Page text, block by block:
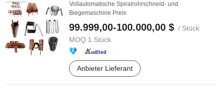
Vollautomatische Spiralrohrschneid- und
Biegemaschine Preis
99.999,00-100.000,00 $ / Stück
MOQ:1 Stück
Anbieter Lieferant